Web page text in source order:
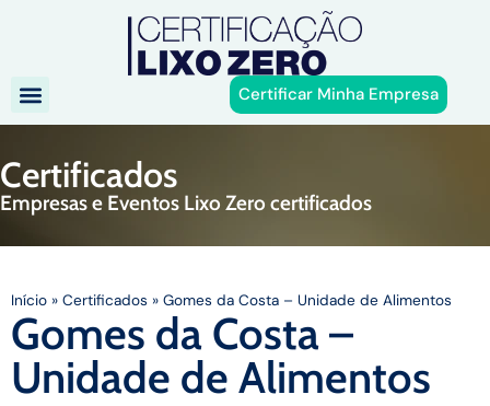
Certificar Minha Empresa
Certificados
Empresas e Eventos Lixo Zero certificados
Início » Certificados » Gomes da Costa – Unidade de Alimentos
Gomes da Costa –
Unidade de Alimentos